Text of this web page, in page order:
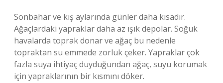
Sonbahar ve kış aylarında günler daha kısadır.
Ağaçlardaki yapraklar daha az ışık depolar. Soğuk
havalarda toprak donar ve ağaç bu nedenle
topraktan su emmede zorluk çeker. Yapraklar çok
fazla suya ihtiyaç duyduğundan ağaç, suyu korumak
için yapraklarının bir kısmını döker.